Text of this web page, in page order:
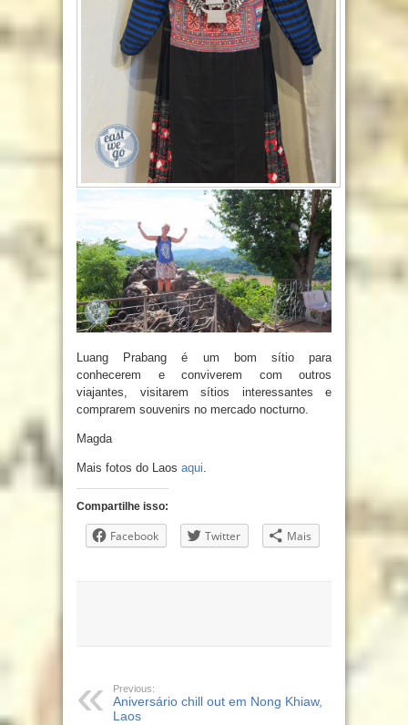
Luang Prabang é um bom sítio para
conhecerem e conviverem com outros
viajantes, visitarem sítios interessantes e
comprarem souvenirs no mercado nocturno.
Magda
Mais fotos do Laos aqui.
Compartilhe isso:
Facebook Twitter Mais
Previous:
Aniversário chill out em Nong Khiaw,
Laos